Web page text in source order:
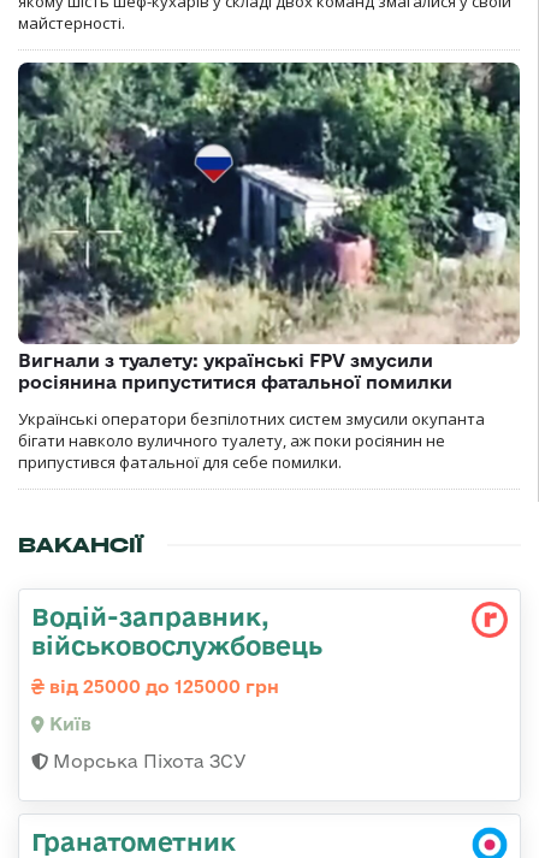
майстерності.
Вигнали з туалету: українські FPV змусили
росіянина припуститися фатальної помилки
Українські оператори безпілотних систем змусили окупанта
бігати навколо вуличного туалету, аж поки росіянин не
припустився фатальної для себе помилки.
ВАКАНСІЇ
Водій-заправник,
військовослужбовець
від 25000 до 125000 грн
Київ
Морська Піхота ЗСУ
Гранатометник